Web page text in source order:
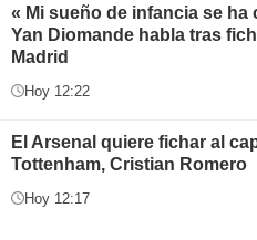
« Mi sueño de infancia se ha
Yan Diomande habla tras
Madrid
Hoy 12:22
El Arsenal quiere fichar al
Tottenham, Cristian Romero
Hoy 12:17